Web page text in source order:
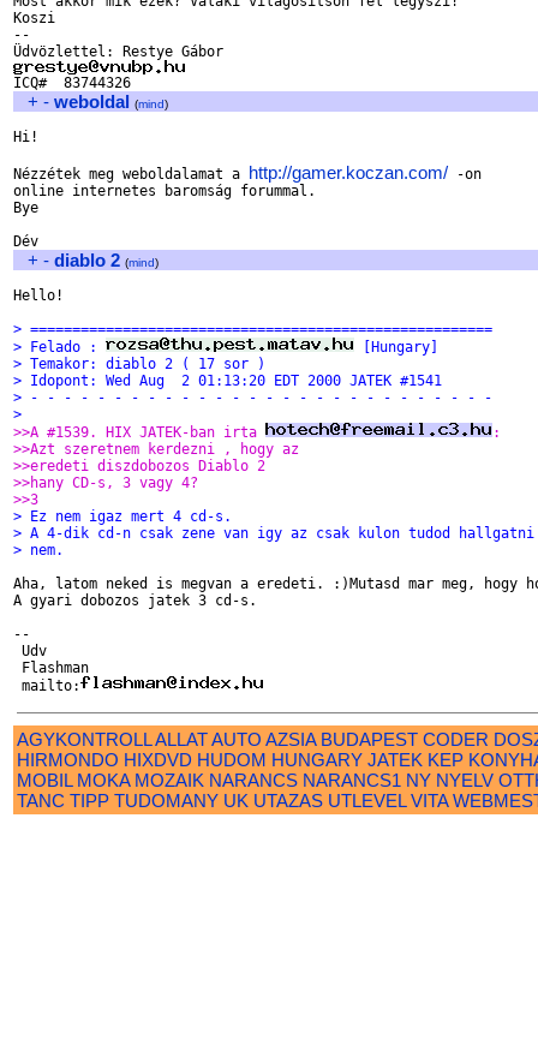
Koszi
--
+ - weboldal (mind)
Hi!
Nézzétek meg weboldalamat a http://gamer.koczan.com/ -on
online internetes baromság forummal.
Bye
+ - diablo 2 (mind)
Hello!
> =======================================================
> Felado :
[Hungary]
> Temakor: diablo 2 ( 17 sor )
> Idopont: Wed Aug  2 01:13:20 EDT 2000 JATEK #1541
> - - - - - - - - - - - - - - - - - - - - - - - - - - - -
>
>>A #1539. HIX JATEK-ban irta
:
>>Azt szeretnem kerdezni , hogy az
>>eredeti diszdobozos Diablo 2
>>hany CD-s, 3 vagy 4?
>>3
> Ez nem igaz mert 4 cd-s.
> A 4-dik cd-n csak zene van igy az csak kulon tudod
> nem.
Aha, latom neked is megvan a eredeti. :)Mutasd mar meg,
A gyari dobozos jatek 3 cd-s.
--
Udv
Flashman
mailto:
AGYKONTROLLALLATAUTO AZSIA BUDAPEST CODER
HIRMONDO HIXDVD HUDOM HUNGARY JATEK KEP
MOBIL MOKA MOZAIK NARANCS NARANCS1 NY NYELV
TANC TIPP TUDOMANY UK UTAZAS UTLEVEL VITA